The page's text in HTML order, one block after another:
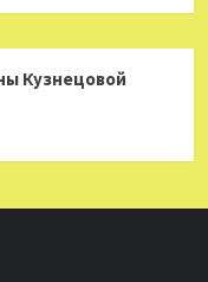
Кузнецовой